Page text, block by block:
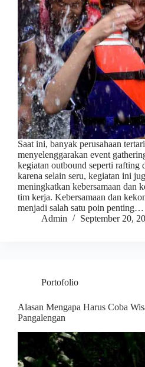
Saat ini, banyak perusahaan
menyelenggarakan event
kegiatan outbound seperti rafting
karena selain seru, kegiatan ini
meningkatkan kebersamaan dan
tim kerja. Kebersamaan dan
menjadi salah satu poin penting…
Admin
September 20,
Portofolio
Alasan Mengapa Harus Coba
Pangalengan